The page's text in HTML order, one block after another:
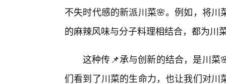
不失时代感的新派川菜🌸。例如，将
的麻辣风味与分子料理相结合，都为川
这种传📌承与创新的结合，是川菜
们看到了川菜的生命力，也让我们对